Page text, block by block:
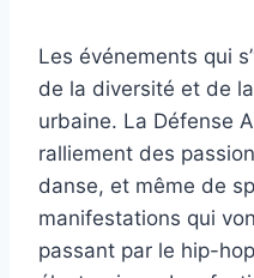
Les événements qui
de la diversité et de
urbaine. La Défense
ralliement des
danse, et même de
manifestations qui
passant par le hip-